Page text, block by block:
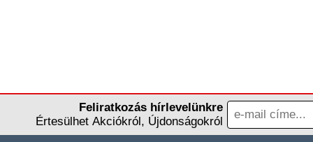
Feliratkozás hírlevelünkre
Értesülhet Akciókról, Újdonságokról